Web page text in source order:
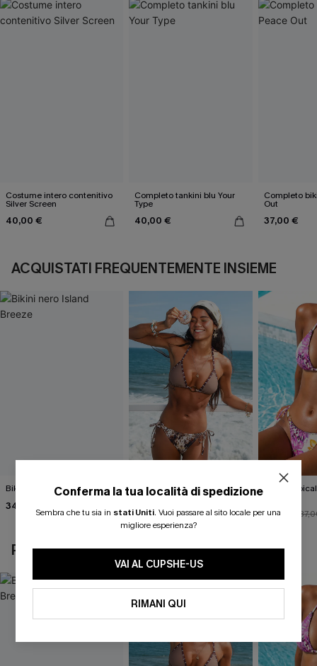
Costume intero contenitivo
Silver Screen
40,00 €
Completo tankini blu Your
Type
40,00 €
Completo
Out
37,00 €
ACQUISTATI FREQUENTEMENTE INSIEME
Bikini nero Island Breeze
34,00 €
Completo bikini con stampa
animalier molto
27,00 €30,00 €
Bikini
33,00 €
POTREBBE INTERESSARTI ANCHE
Conferma la tua località di spedizione
Sembra che tu sia in stati Uniti. Vuoi passare al sito locale per una
migliore esperienza?
VAI AL CUPSHE-US
RIMANI QUI